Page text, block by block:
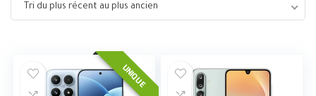
Tri du plus récent au plus ancien
UNIQUE